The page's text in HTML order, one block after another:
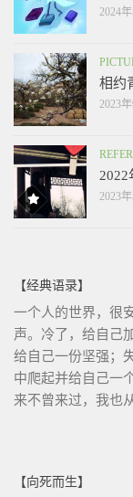
2024
相约
2023
2022
2023
【经典语录】
一个人的世界，很
声。冷了，给自己
给自己一份坚强；
中爬起并给自己一
来不曾来过，我也
【向死而生】